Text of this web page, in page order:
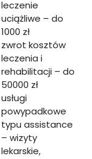
leczenie
uciążliwe – do
1000 zł
zwrot kosztów
leczenia i
rehabilitacji – do
50000 zł
usługi
powypadkowe
typu assistance
– wizyty
lekarskie,